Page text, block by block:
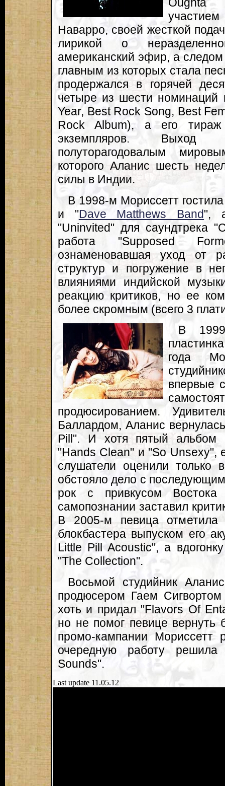
Наварро, своей жесткой
лирикой о
американский эфир, а
главным из которых стала
продержался в горячей
четыре из шести
Year, Best Rock Song, Best
Rock Album), а его
экземпляров. Выход
полуторагодовалым
которого Аланис шесть
силы в Индии.
В 1998-м Мориссетт
и "Dave Matthews Band",
"Uninvited" для саундтрека
работа "Supposed
ознаменовавшая уход от
структур и погружение в
влияниями индийской
реакцию критиков, но ее
более скромным (всего 3
В
года
впервые
продюсированием.
Баллардом, Аланис
Pill". И хотя пятый альбом
"Hands Clean" и "So Unsexy",
слушатели оценили только
обстояло дело с
рок с привкусом
самопознании заставил
В 2005-м певица отметила
блокбастера выпуском его
Little Pill Acoustic", а
"The Collection".
Восьмой студийник
продюсером Гаем
хоть и придал "Flavors Of
но не помог певице вернуть
промо-кампании Мориссетт
очередную работу
Sounds".
Last update 11.05.12